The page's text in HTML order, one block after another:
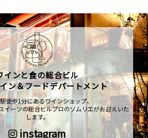
インと食の総合ビル
ン＆フードデパートメント
徒歩1分にあるワインショップ、
イーツの総合ビルプロのソムリエがお迎えいた
します。
instagram